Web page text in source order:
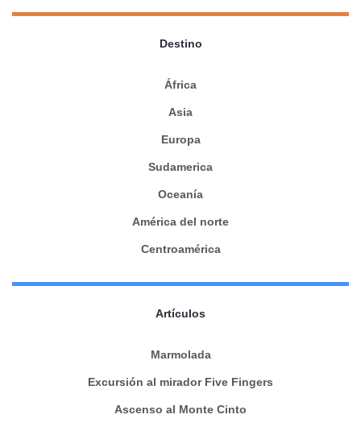
Destino
África
Asia
Europa
Sudamerica
Oceanía
América del norte
Centroamérica
Artículos
Marmolada
Excursión al mirador Five Fingers
Ascenso al Monte Cinto